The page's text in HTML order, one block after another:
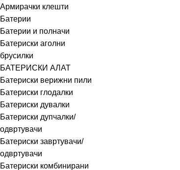
Армирачки клешти
Батерии
Батерии и полначи
Батериски аголни
брусилки
БАТЕРИСКИ АЛАТ
Батериски верижни пили
Батериски глодалки
Батериски дувалки
Батериски дупчалки/
одвртувачи
Батериски завртувачи/
одвртувачи
Батериски комбинирани